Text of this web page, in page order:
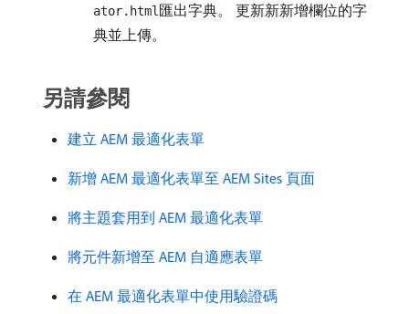
ator.html 匯出字典。 更新新新增欄位的字
典並上傳。
另請參閱
建立 AEM 最適化表單
新增 AEM 最適化表單至 AEM Sites 頁面
將主題套用到 AEM 最適化表單
將元件新增至 AEM 自適應表單
在 AEM 最適化表單中使用驗證碼